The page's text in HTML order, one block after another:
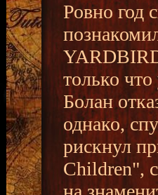
Ровно год
только
Болан
однако,
рискнул
Children",